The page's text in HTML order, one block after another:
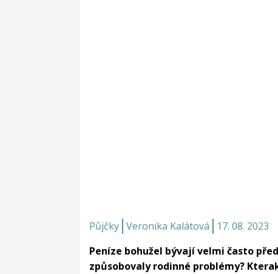
Půjčky Veronika Kalátová
17. 08. 2023
Peníze bohužel bývají velmi často
způsobovaly rodinné problémy?